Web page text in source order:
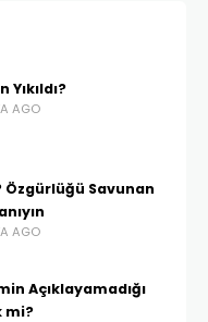
AGO
Özgürlüğü Savunan
AGO
Açıklayamadığı
mi?